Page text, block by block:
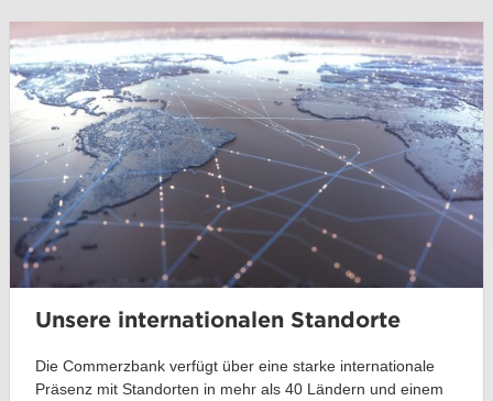
Unsere internationalen Standorte
Die Commerzbank verfügt über eine starke internationale
Präsenz mit Standorten in mehr als 40 Ländern und einem